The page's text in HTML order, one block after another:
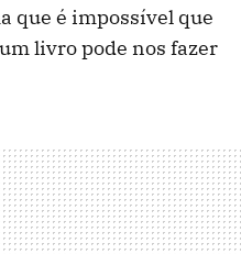
que é impossível que
livro pode nos fazer